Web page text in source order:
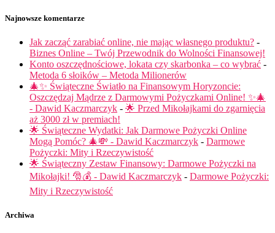
Najnowsze komentarze
Jak zacząć zarabiać online, nie mając własnego produktu? -
Biznes Online – Twój Przewodnik do Wolności Finansowej!
Konto oszczędnościowe, lokata czy skarbonka – co wybrać -
Metoda 6 słoików – Metoda Milionerów
🎄✨ Świąteczne Światło na Finansowym Horyzoncie:
Oszczędzaj Mądrze z Darmowymi Pożyczkami Online! ✨🎄
- Dawid Kaczmarczyk - 🌟 Przed Mikołajkami do zgarnięcia
aż 3000 zł w premiach!
🌟 Świąteczne Wydatki: Jak Darmowe Pożyczki Online
Mogą Pomóc? 🎄💸 - Dawid Kaczmarczyk - Darmowe
Pożyczki: Mity i Rzeczywistość
🌟 Świąteczny Zestaw Finansowy: Darmowe Pożyczki na
Mikołajki! 🎅💰 - Dawid Kaczmarczyk - Darmowe Pożyczki:
Mity i Rzeczywistość
Archiwa